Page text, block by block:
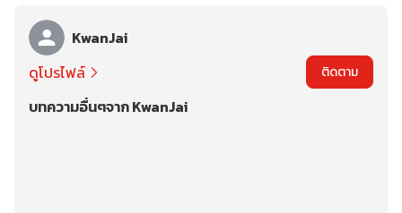
KwanJai
ดูโปรไฟล์
ติดตาม
บทความอื่นๆจาก KwanJai